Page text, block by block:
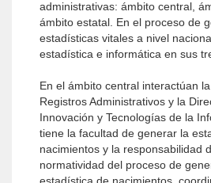
administrativas: ámbito central,
ámbito estatal. En el proceso de
estadísticas vitales a nivel
estadística e informática en sus
En el ámbito central interactúan
Registros Administrativos y la
Innovación y Tecnologías de la
tiene la facultad de generar la
nacimientos y la responsabilidad
normatividad del proceso de